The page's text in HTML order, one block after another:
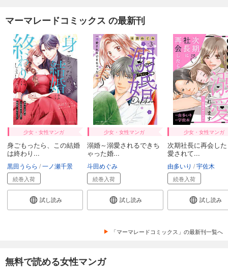
マーマレードコミックス の最新刊
少女・女性マンガ
身ごもったら、この結婚
は終わり...
黒田うらら 一ノ瀬千景
続巻入荷
試し読み
少女・女性マンガ
溺婚～溺愛されるできち
ゃった婚...
斗田めぐみ
続巻入荷
試し読み
少女・女性マンガ
次期社長に再会し
愛されて...
由多いり 宇佐木
続巻入荷
試し読み
「マーマレードコミックス」の最新刊一覧へ
無料で読める女性マンガ